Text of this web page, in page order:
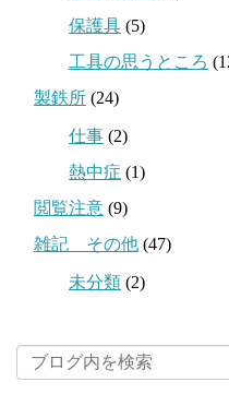
保護具 (5)
工具の思うところ
製鉄所 (24)
仕事 (2)
熱中症 (1)
閲覧注意 (9)
雑記 その他 (47)
未分類 (2)